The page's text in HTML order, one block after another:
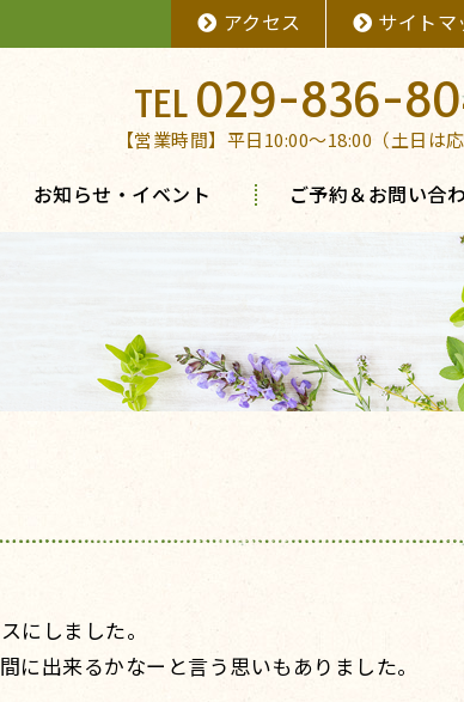
アクセス サイトマ
029-836-
【営業時間】平日10:00～18:00（土日は応
お知らせ・イベント ご予約＆お問い合
にしました。
出来るかなーと言う思いもありました。